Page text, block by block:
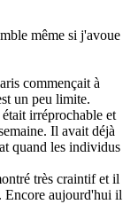
même si j'avoue
commençait à
un peu limite.
irréprochable et
Il avait déjà
quand les individus
très craintif et il
Encore aujourd'hui il